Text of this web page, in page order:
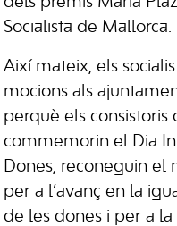
Socialista de Mallorca.
Així mateix, els
mocions als
perquè els consistoris
commemorin el Dia
Dones, reconeguin el
per a l’avanç en la
de les dones i per a